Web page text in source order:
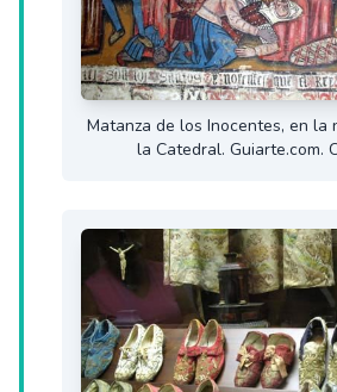
Matanza de los Inocentes, en la
la Catedral. Guiarte.com.